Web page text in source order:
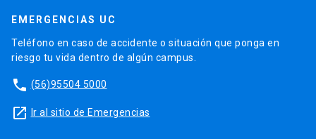
EMERGENCIAS UC
Teléfono en caso de accidente o situación que ponga en
riesgo tu vida dentro de algún campus.
phone (56)95504 5000
launch Ir al sitio de Emergencias